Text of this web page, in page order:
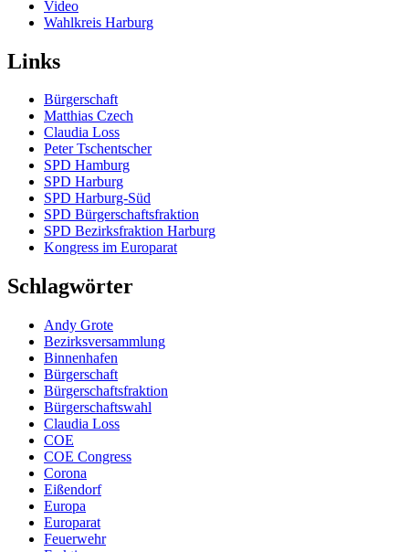
Video
Wahlkreis Harburg
Links
Bürgerschaft
Matthias Czech
Claudia Loss
Peter Tschentscher
SPD Hamburg
SPD Harburg
SPD Harburg-Süd
SPD Bürgerschaftsfraktion
SPD Bezirksfraktion Harburg
Kongress im Europarat
Schlagwörter
Andy Grote
Bezirksversammlung
Binnenhafen
Bürgerschaft
Bürgerschaftsfraktion
Bürgerschaftswahl
Claudia Loss
COE
COE Congress
Corona
Eißendorf
Europa
Europarat
Feuerwehr